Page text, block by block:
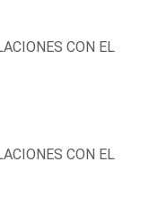
CON EL
CON EL